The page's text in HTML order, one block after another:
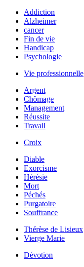
Addiction
Alzheimer
cancer
Fin de vie
Handicap
Psychologie
Vie professionnelle
Argent
Chômage
Management
Réussite
Travail
Croix
Diable
Exorcisme
Hérésie
Mort
Péchés
Purgatoire
Souffrance
Thérèse de Lisieux
Vierge Marie
Dévotion